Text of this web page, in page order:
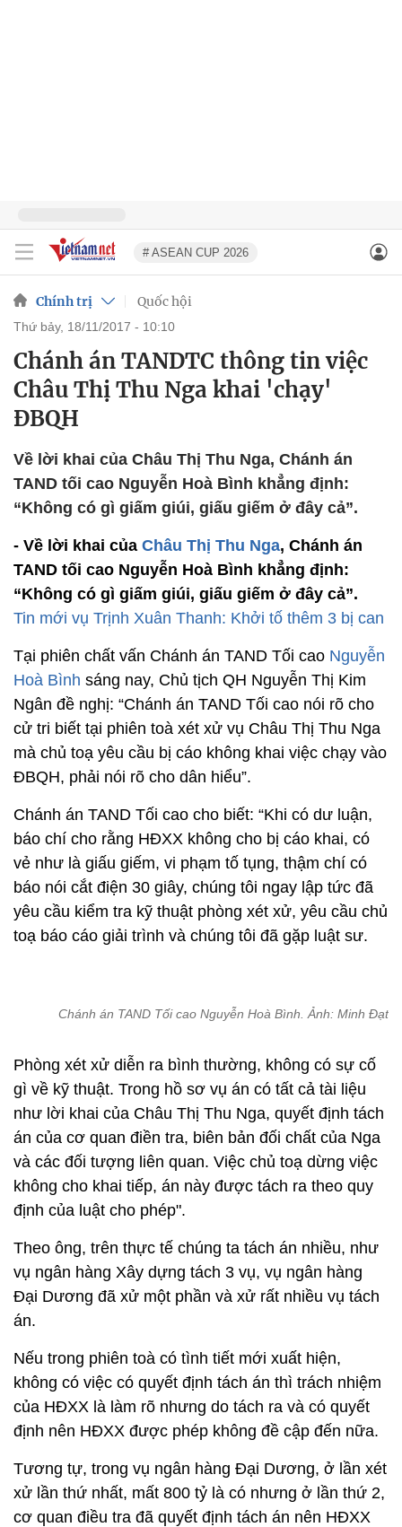
# ASEAN CUP 2026
Chính trị Quốc hội
thứ bảy, 18/11/2017 - 10:10
Chánh án TANDTC thông tin việc
Châu Thị Thu Nga khai 'chạy'
ĐBQH
Về lời khai của Châu Thị Thu Nga, Chánh án
TAND tối cao Nguyễn Hoà Bình khẳng định:
“Không có gì giấm giúi, giấu giếm ở đây cả”.
- Về lời khai của Châu Thị Thu Nga, Chánh án
TAND tối cao Nguyễn Hoà Bình khẳng định:
“Không có gì giấm giúi, giấu giếm ở đây cả”.
Tin mới vụ Trịnh Xuân Thanh: Khởi tố thêm 3 bị can
Tại phiên chất vấn Chánh án TAND Tối cao Nguyễn
Hoà Bình sáng nay, Chủ tịch QH Nguyễn Thị Kim
Ngân đề nghị: “Chánh án TAND Tối cao nói rõ cho
cử tri biết tại phiên toà xét xử vụ Châu Thị Thu Nga
mà chủ toạ yêu cầu bị cáo không khai việc chạy vào
ĐBQH, phải nói rõ cho dân hiểu”.
Chánh án TAND Tối cao cho biết: “Khi có dư luận,
báo chí cho rằng HĐXX không cho bị cáo khai, có
vẻ như là giấu giếm, vi phạm tố tụng, thậm chí có
báo nói cắt điện 30 giây, chúng tôi ngay lập tức đã
yêu cầu kiểm tra kỹ thuật phòng xét xử, yêu cầu chủ
toạ báo cáo giải trình và chúng tôi đã gặp luật sư.
Chánh án TAND Tối cao Nguyễn Hoà Bình. Ảnh: Minh Đạt
Phòng xét xử diễn ra bình thường, không có sự cố
gì về kỹ thuật. Trong hồ sơ vụ án có tất cả tài liệu
như lời khai của Châu Thị Thu Nga, quyết định tách
án của cơ quan điền tra, biên bản đối chất của Nga
và các đối tượng liên quan. Việc chủ toạ dừng việc
không cho khai tiếp, án này được tách ra theo quy
định của luật cho phép".
Theo ông, trên thực tế chúng ta tách án nhiều, như
vụ ngân hàng Xây dựng tách 3 vụ, vụ ngân hàng
Đại Dương đã xử một phần và xử rất nhiều vụ tách
án.
Nếu trong phiên toà có tình tiết mới xuất hiện,
không có việc có quyết định tách án thì trách nhiệm
của HĐXX là làm rõ nhưng do tách ra và có quyết
định nên HĐXX được phép không đề cập đến nữa.
Tương tự, trong vụ ngân hàng Đại Dương, ở lần xét
xử lần thứ nhất, mất 800 tỷ là có nhưng ở lần thứ 2,
cơ quan điều tra đã quyết định tách án nên HĐXX